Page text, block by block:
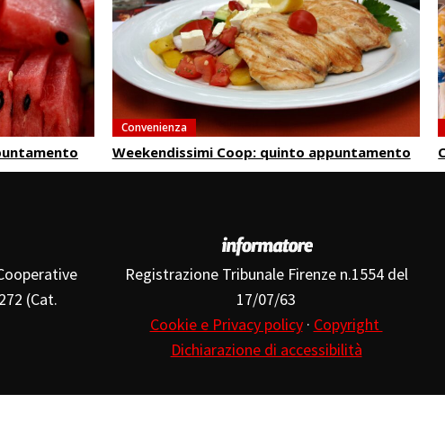
Convenienza
Weekendissimi Coop: quinto appuntamento
(Cat.
Registrazione Tribunale Firenze n.1554 del
17/07/63
Cookie e Privacy policy· Copyright
Dichiarazione di accessibilità